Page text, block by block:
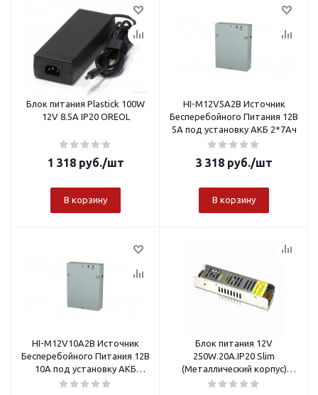
Блок питания Plastick 100W
12V 8.5A IP20 OREOL
1 318руб./шт
В корзину
HI-M12V5A2B Источник
Бесперебойного Питания 12В
5А под установку АКБ 2*7Ач
3 318руб./шт
В корзину
HI-M12V10A2B Источник
Бесперебойного Питания 12В
10А под установку АКБ
2*7Ач
Блок питания 12V
250W.20A.IP20 Slim
(Металлический корпус)
OREOL